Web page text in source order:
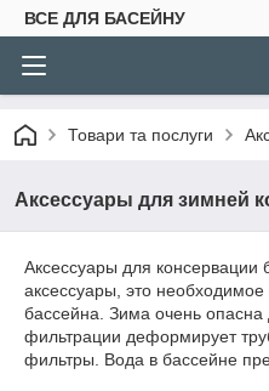
ВСЕ ДЛЯ БАСЕЙНУ
Товари та послуги
Аксессуары для зимней
Аксессуары для консервации
аксессуары, это
бассейна. Зима очень
фильтрации деформирует
фильтры. Вода в бассейне